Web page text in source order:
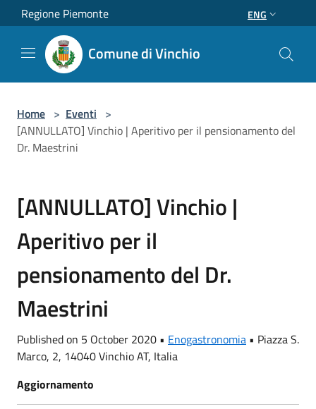
Salta al contenuto principale
Regione Piemonte ENG
Comune di Vinchio
Home > Eventi >
[ANNULLATO] Vinchio | Aperitivo per il pensionamento del
Dr. Maestrini
[ANNULLATO] Vinchio |
Aperitivo per il
pensionamento del Dr.
Maestrini
Published on 5 October 2020 • Enogastronomia • Piazza S.
Marco, 2, 14040 Vinchio AT, Italia
Aggiornamento